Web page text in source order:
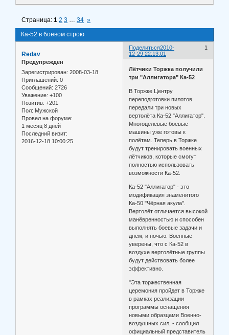
Ка-52 в боевом строю
Страница:1 2 3 … 34 »
Поделиться 1
2010-
12-29 22:13:01
Redav
Предупрежден
Зарегистрирован: 2008-03-18
Приглашений: 0
Сообщений: 2726
Уважение: +100
Позитив: +201
Пол: Мужской
Провел на форуме:
1 месяц 8 дней
Последний визит:
2016-12-18 10:00:25
Лётчики Торжка получили
три "Аллигатора" Ка-52
В Торжке Центру
переподготовки пилотов
передали три новых
вертолёта Ка-52 "Аллигатор".
Многоцелевые боевые
машины уже готовы к
полётам. Теперь в Торжке
будут тренировать военных
лётчиков, которые смогут
полностью использовать
возможности Ка-52.
Ка-52 "Аллигатор" - это
модификация знаменитого
Ка-50 "Чёрная акула".
Вертолёт отличается высокой
манёвренностью и способен
выполнять боевые задачи и
днём, и ночью. Военные
уверены, что с Ка-52 в
воздухе вертолётные группы
будут действовать более
эффективно.
"Эта торжественная
церемония пройдет в Торжке
в рамках реализации
программы оснащения
новыми образцами Военно-
воздушных сил, - сообщил
официальный представитель